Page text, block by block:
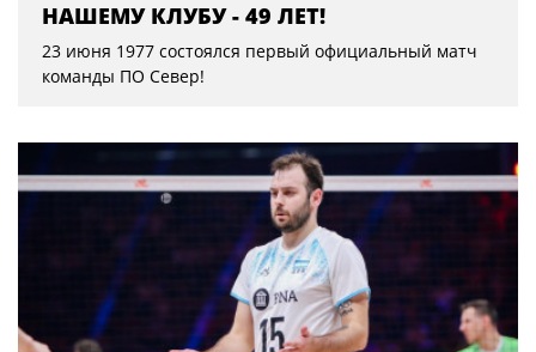
НАШЕМУ КЛУБУ - 49 ЛЕТ!
23 июня 1977 состоялся первый официальный матч
команды ПО Север!